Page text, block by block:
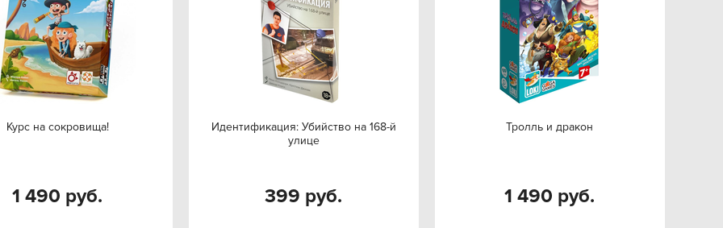
Курс на сокровища!
1 490 руб.
Идентификация: Убийство на 168-й
улице
399 руб.
Тролль и дракон
1 490 руб.